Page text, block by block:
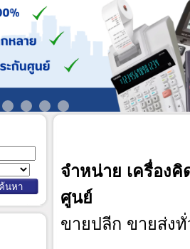
จำหน่าย เครื่องคิ
ศูนย์
ขายปลีก ขายส่ง